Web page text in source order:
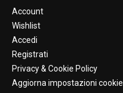
Account
Wishlist
Accedi
Registrati
Privacy & Cookie Policy
Aggiorna impostazioni cookie